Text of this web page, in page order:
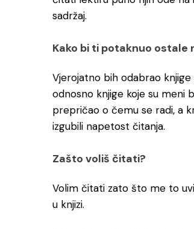
sadržaj.
Kako bi ti potaknuo ostale
Vjerojatno bih odabrao knjige
odnosno knjige koje su meni
prepričao o čemu se radi, a
izgubili napetost čitanja.
Zašto voliš čitati?
Volim čitati zato što me to
u knjizi.